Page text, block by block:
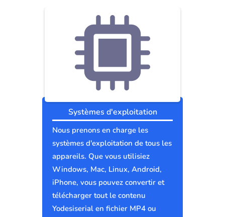
Systèmes d'exploitation
Nous prenons en charge les
systèmes d'exploitation de tous les
appareils. Que vous utilisiez
Windows, Mac, Linux, Android,
iPhone, vous pouvez convertir et
télécharger tout le contenu
Yodesiserial en fichier MP4 ou